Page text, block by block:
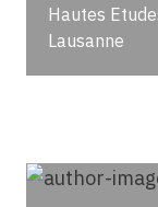
Hautes
Lausanne